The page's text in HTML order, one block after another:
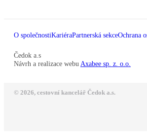
O společnostiKariéraPartnerská sekceOchrana
Čedok a.s
Návrh a realizace webu Axabee sp. z. o.o.
© 2026, cestovní kancelář Čedok a.s.